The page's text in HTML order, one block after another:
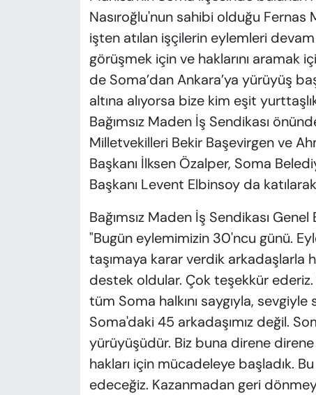
Nasıroğlu'nun sahibi olduğu Fernas
işten atılan işçilerin eylemleri
görüşmek için ve haklarını aramak
de Soma’dan Ankara’ya yürüyüş
altına alıyorsa bize kim eşit
Bağımsız Maden İş Sendikası
Milletvekilleri Bekir Başevirgen ve
Başkanı İlksen Özalper, Soma
Başkanı Levent Elbinsoy da
Bağımsız Maden İş Sendikası Genel
"Bugün eylemimizin 30'ncu günü.
taşımaya karar verdik arkadaşlarla
destek oldular. Çok teşekkür ederiz.
tüm Soma halkını saygıyla,
Soma'daki 45 arkadaşımız değil.
yürüyüşüdür. Biz buna direne
hakları için mücadeleye başladık.
edeceğiz. Kazanmadan geri